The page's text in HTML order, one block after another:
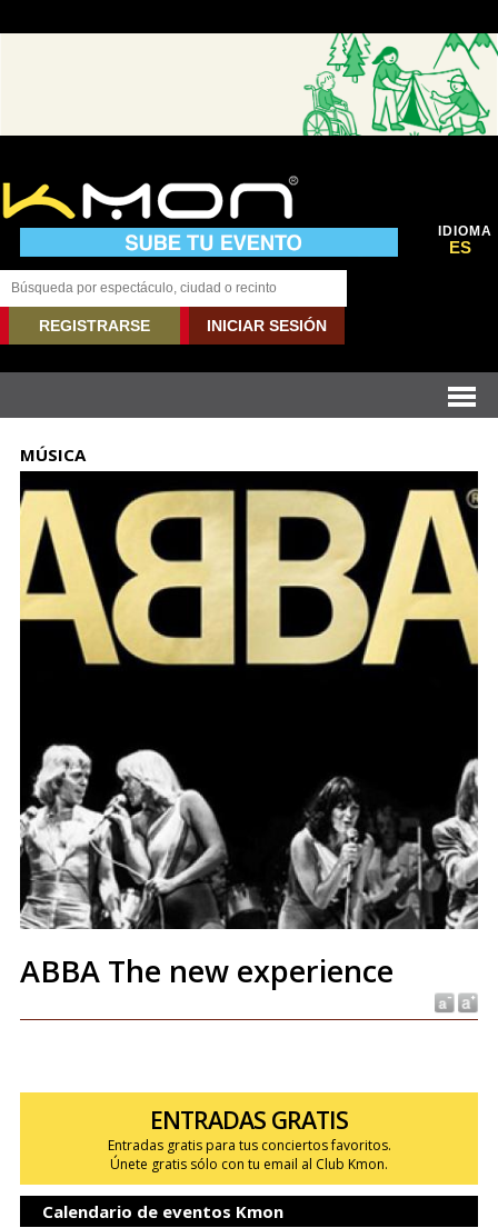
IDIOMA
ES
REGISTRARSE INICIAR SESIÓN
MÚSICA
ABBA The new experience
ENTRADAS GRATIS
Entradas gratis para tus conciertos favoritos.
Únete gratis sólo con tu email al Club Kmon.
Calendario de eventos Kmon